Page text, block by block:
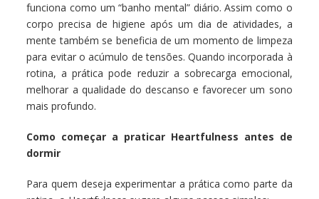
funciona como um “banho mental” diário. Assim como o
corpo precisa de higiene após um dia de atividades, a
mente também se beneficia de um momento de limpeza
para evitar o acúmulo de tensões. Quando incorporada à
rotina, a prática pode reduzir a sobrecarga emocional,
melhorar a qualidade do descanso e favorecer um sono
mais profundo.
Como começar a praticar Heartfulness antes de
dormir
Para quem deseja experimentar a prática como parte da